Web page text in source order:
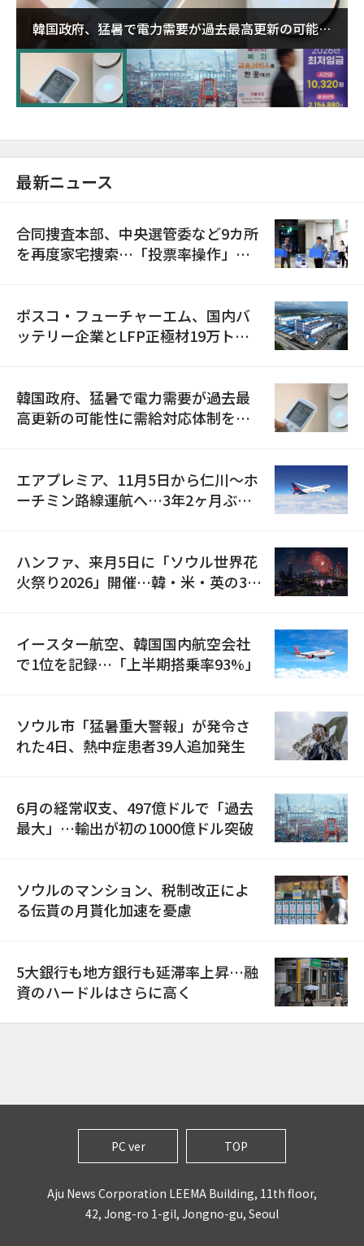
韓国政府、猛暑で電力需要が過去最高更新の可能性
に需給対応体制を点検
最新ニュース
合同捜査本部、中央選管委など9カ所
を再度家宅捜索…「投票率操作」の
ポスコ・フューチャーエム、国内バ
ッテリー企業とLFP正極材19万トン
韓国政府、猛暑で電力需要が過去最
高更新の可能性に需給対応体制を点
エアプレミア、11月5日から仁川〜ホ
ーチミン路線運航へ…3年2ヶ月ぶり
ハンファ、来月5日に「ソウル世界花
火祭り2026」開催…韓・米・英の3カ
イースター航空、韓国国内航空会社
で1位を記録…「上半期搭乗率93%」
ソウル市「猛暑重大警報」が発令さ
れた4日、熱中症患者39人追加発生
6月の経常収支、497億ドルで「過去
最大」…輸出が初の1000億ドル突破
ソウルのマンション、税制改正によ
る伝貰の月貰化加速を憂慮
5大銀行も地方銀行も延滞率上昇…融
資のハードルはさらに高く
PC ver TOP
Aju News Corporation LEEMA Building, 11th floor,
42, Jong-ro 1-gil, Jongno-gu, Seoul